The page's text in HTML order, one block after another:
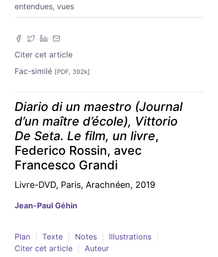
entendues, vues
Citer cet article
Fac-similé [PDF, 392k]
Diario di un maestro (Journal
d’un maître d’école), Vittorio
De Seta. Le film, un livre,
Federico Rossin, avec
Francesco Grandi
Livre-DVD, Paris, Arachnéen, 2019
Jean-Paul Géhin
Plan Texte Notes
Illustrations
Citer cet article
Auteur